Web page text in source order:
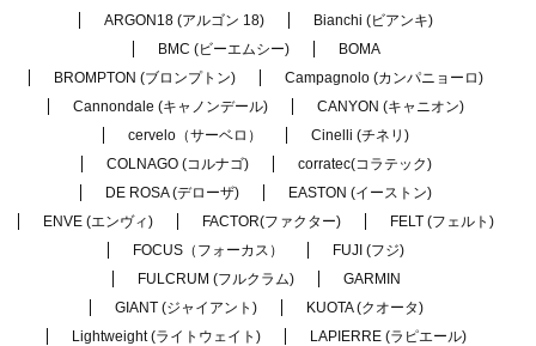
ARGON18 (アルゴン 18)
Bianchi (ビアンキ)
BMC (ビーエムシー)
BOMA
BROMPTON (ブロンプトン)
Campagnolo (カンパニョーロ)
Cannondale (キャノンデール)
CANYON (キャニオン)
cervelo（サーベロ）
Cinelli (チネリ)
COLNAGO (コルナゴ)
corratec(コラテック)
DE ROSA (デローザ)
EASTON (イーストン)
ENVE (エンヴィ)
FACTOR(ファクター)
FELT (フェルト)
FOCUS（フォーカス）
FUJI (フジ)
FULCRUM (フルクラム)
GARMIN
GIANT (ジャイアント)
KUOTA (クオータ)
Lightweight (ライトウェイト)
LAPIERRE (ラピエール)